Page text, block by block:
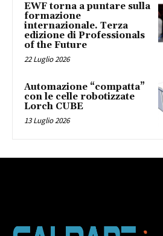
EWF torna a puntare sulla
formazione
internazionale. Terza
edizione di Professionals
of the Future
22 Luglio 2026
Automazione “compatta”
con le celle robotizzate
Lorch CUBE
13 Luglio 2026